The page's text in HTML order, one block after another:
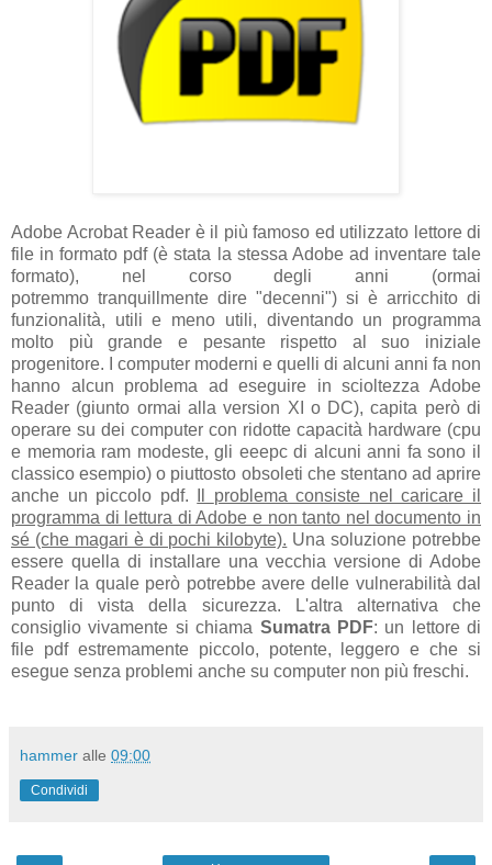
Adobe Acrobat Reader è il più famoso ed utilizzato lettore di
file in formato pdf (è stata la stessa Adobe ad inventare tale
formato), nel corso degli anni (ormai
potremmo tranquillmente dire "decenni") si è arricchito di
funzionalità, utili e meno utili, diventando un programma
molto più grande e pesante rispetto al suo iniziale
progenitore. I computer moderni e quelli di alcuni anni fa non
hanno alcun problema ad eseguire in scioltezza Adobe
Reader (giunto ormai alla version XI o DC), capita però di
operare su dei computer con ridotte capacità hardware (cpu
e memoria ram modeste, gli eeepc di alcuni anni fa sono il
classico esempio) o piuttosto obsoleti che stentano ad aprire
anche un piccolo pdf.
problema consiste nel caricare il
programma di lettura di Adobe e non tanto nel documento in
sé (che magari è di pochi kilobyte). Una soluzione potrebbe
essere quella di installare una vecchia versione di Adobe
Reader la quale però potrebbe avere delle vulnerabilità dal
punto di vista della sicurezza. L'altra alternativa che
consiglio vivamente sichiama Sumatra PDF: un lettore di
file pdf estremamente piccolo, potente, leggero e che si
esegue senza problemi anche su computer non più freschi.
hammer alle 09:00
Condividi